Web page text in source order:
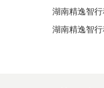
湖南精逸智
湖南精逸智